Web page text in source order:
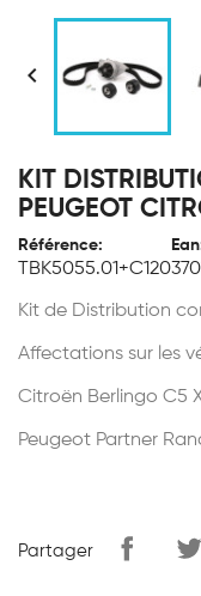

KIT
PEUGEOT
Référence:
TBK5055.01+C120
Kit de Distribution
Affectations sur les
Citroën Berlingo C5
Peugeot Partner
Partager